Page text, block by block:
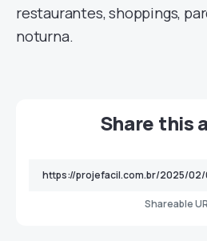
restaurantes, shoppings,
noturna.
Share this
Shareable